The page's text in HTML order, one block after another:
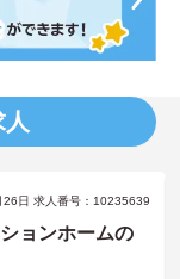
日 求人番号：10235639
ョンホームの